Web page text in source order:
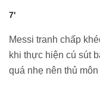
7'
Messi tranh chấp
khi thực hiện cú sút
quá nhẹ nên thủ